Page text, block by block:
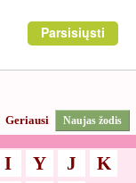
Parsisiųsti
Geriausi Naujas žodis
I Y J
K